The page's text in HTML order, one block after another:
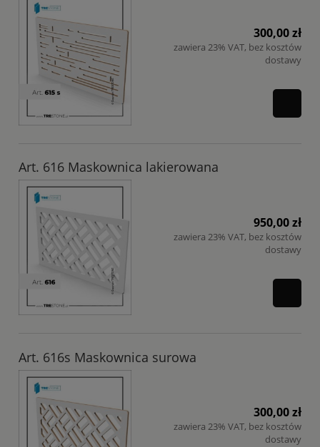
300,00 zł
zawiera 23% VAT, bez kosztów
dostawy
Art. 616 Maskownica lakierowana
950,00 zł
zawiera 23% VAT, bez kosztów
dostawy
Art. 616s Maskownica surowa
300,00 zł
zawiera 23% VAT, bez kosztów
dostawy